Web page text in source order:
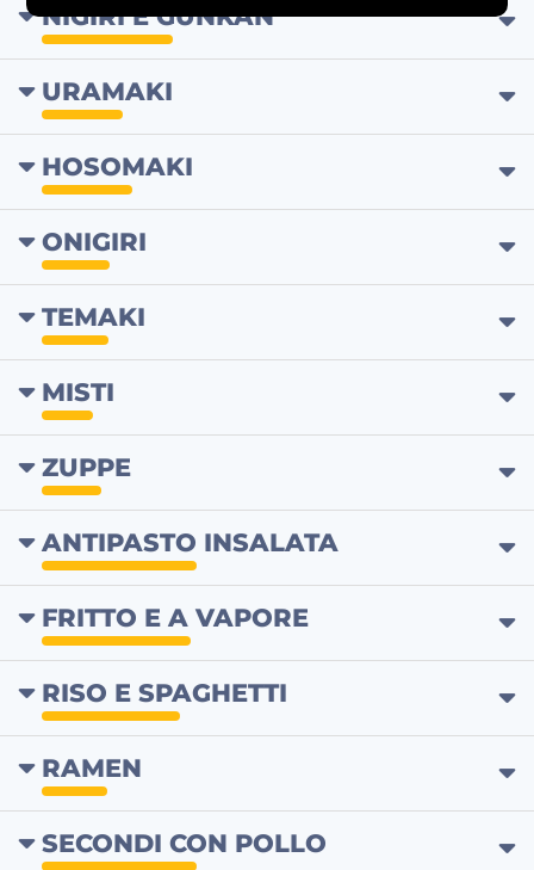
NIGIRI E GUNKAN
URAMAKI
HOSOMAKI
ONIGIRI
TEMAKI
MISTI
ZUPPE
ANTIPASTO INSALATA
FRITTO E A VAPORE
RISO E SPAGHETTI
RAMEN
SECONDI CON POLLO